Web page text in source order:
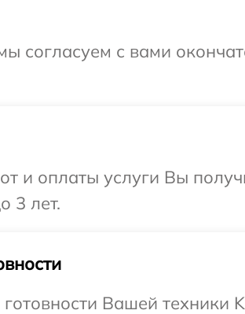
согласуем с вами
и оплаты услуги Вы
3 лет.
Вашей техники